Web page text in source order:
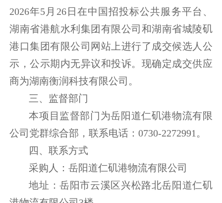
2026年5月26日在中国招投标公共服务平台、
湖南省港航水利集团有限公司和湖南省城陵矶
港口集团有限公司网站上进行了成交候选人公
示，公示期内无异议和投诉。现确定成交供应
商为湖南衡润科技有限公司。
三、监督部门
本项目监督部门为岳阳道仁矶港物流有限
公司党群综合部，联系电话：0730-2272991。
四、联系方式
采购人：岳阳道仁矶港物流有限公司
地址：岳阳市云溪区兴松路北岳阳道仁矶